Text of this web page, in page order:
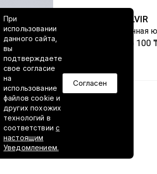
LVIR
Плиссированная
366 100
При
использовании
данного сайта,
вы
подтверждаете
свое согласие
на
использование
файлов cookie и
других похожих
технологий в
соответствиис
настоящим
Уведомлением.
Согласен
VILED в соцсетях